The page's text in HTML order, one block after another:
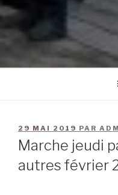
29 MAI 2019 PAR
Marche jeudi
autres février